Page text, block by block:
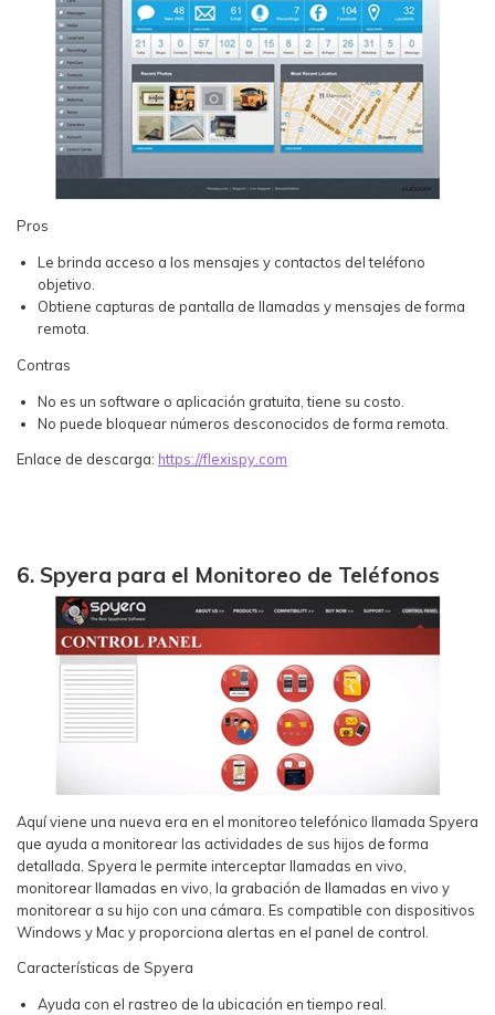
Pros
Le brinda acceso a los mensajes y contactos del teléfono
objetivo.
Obtiene capturas de pantalla de llamadas y mensajes de forma
remota.
Contras
No es un software o aplicación gratuita, tiene su costo.
No puede bloquear números desconocidos de forma remota.
Enlace de descarga: https://flexispy.com
6. Spyera para el Monitoreo de Teléfonos
Aquí viene una nueva era en el monitoreo telefónico llamada Spyera
que ayuda a monitorear las actividades de sus hijos de forma
detallada. Spyera le permite interceptar llamadas en vivo,
monitorear llamadas en vivo, la grabación de llamadas en vivo y
monitorear a su hijo con una cámara. Es compatible con dispositivos
Windows y Mac y proporciona alertas en el panel de control.
Características de Spyera
Ayuda con el rastreo de la ubicación en tiempo real.